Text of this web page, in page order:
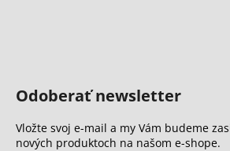
Odoberať newsletter
Vložte svoj e-mail a my Vám budeme
nových produktoch na našom e-shope.